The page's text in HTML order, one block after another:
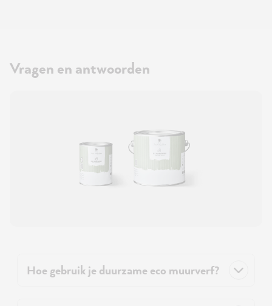
Vragen en antwoorden
Hoe gebruik je duurzame eco muurverf?